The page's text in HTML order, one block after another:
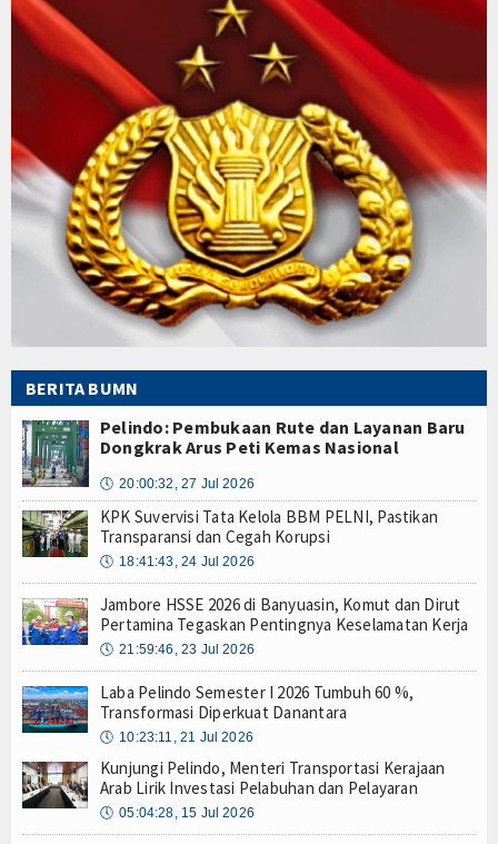
BERITA BUMN
Pelindo: Pembukaan Rute dan Layanan Baru
Dongkrak Arus Peti Kemas Nasional
🕔 20:00:32, 27 Jul 2026
KPK Suvervisi Tata Kelola BBM PELNI, Pastikan
Transparansi dan Cegah Korupsi
🕔 18:41:43, 24 Jul 2026
Jambore HSSE 2026 di Banyuasin, Komut dan Dirut
Pertamina Tegaskan Pentingnya Keselamatan Kerja
🕔 21:59:46, 23 Jul 2026
Laba Pelindo Semester I 2026 Tumbuh 60 %,
Transformasi Diperkuat Danantara
🕔 10:23:11, 21 Jul 2026
Kunjungi Pelindo, Menteri Transportasi Kerajaan
Arab Lirik Investasi Pelabuhan dan Pelayaran
🕔 05:04:28, 15 Jul 2026